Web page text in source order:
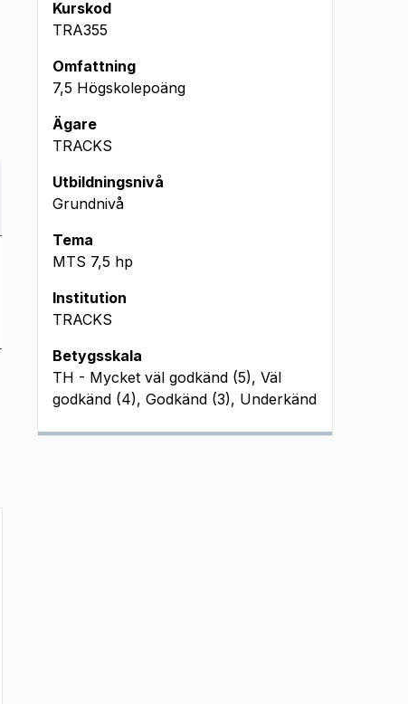
Kurskod
TRA355
Omfattning
7,5 Högskolepoäng
Ägare
TRACKS
Utbildningsnivå
Grundnivå
Tema
MTS 7,5 hp
Institution
TRACKS
Betygsskala
TH - Mycket väl godkänd (5), Väl
godkänd (4), Godkänd (3), Underkänd